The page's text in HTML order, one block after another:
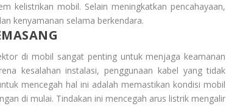
kelistrikan mobil. Selain meningkatkan pencahayaan,
kenyamanan selama berkendara.
di mobil sangat penting untuk menjaga keamanan
kesalahan instalasi, penggunaan kabel yang tidak
mencegah hal ini adalah memastikan kondisi mobil
di mulai. Tindakan ini mencegah arus listrik mengalir